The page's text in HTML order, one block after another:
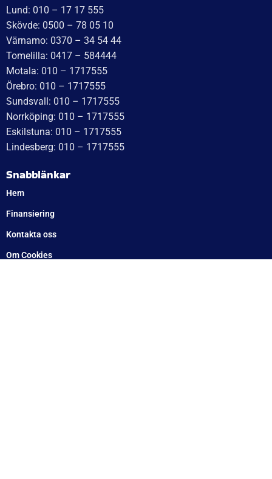
Lund: 010 – 17 17 555
Skövde: 0500 – 78 05 10
Värnamo: 0370 – 34 54 44
Tomelilla: 0417 – 584444
Motala: 010 – 1717555
Örebro: 010 – 1717555
Sundsvall: 010 – 1717555
Norrköping: 010 – 1717555
Eskilstuna: 010 – 1717555
Lindesberg: 010 – 1717555
Snabblänkar
Hem
Finansiering
Kontakta oss
Om Cookies